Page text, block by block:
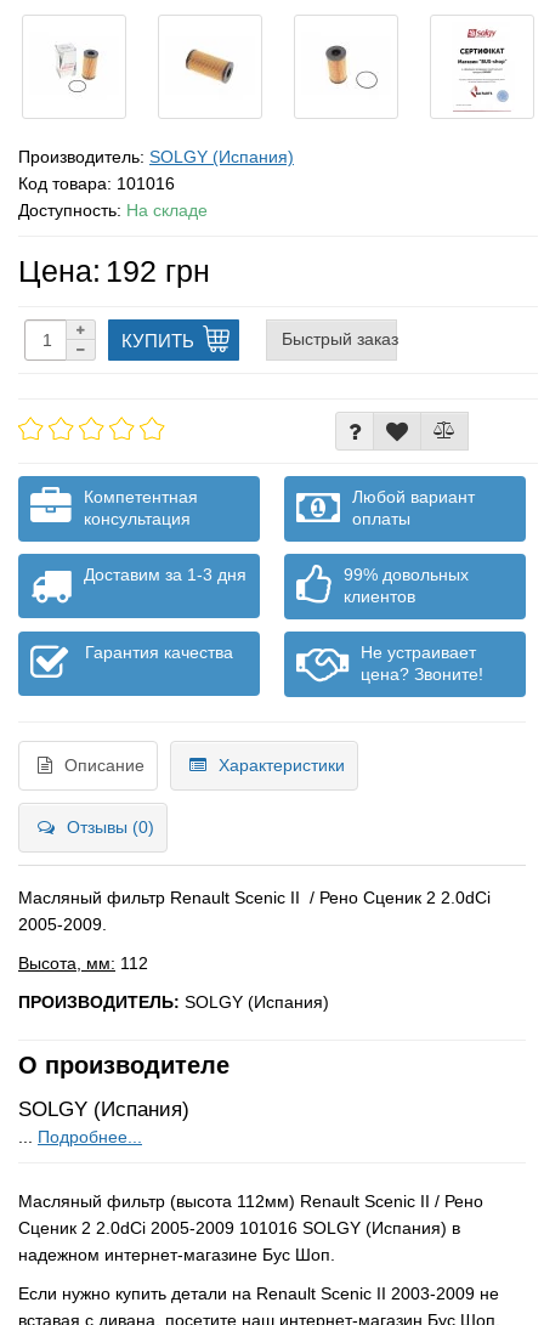
Производитель: SOLGY (Испания)
Код товара: 101016
Доступность: На складе
Цена: 192 грн
КУПИТЬ Быстрый заказ
Компетентная
консультация
Любой вариант
оплаты
Доставим за 1-3 дня
99% довольных
клиентов
Гарантия качества
Не устраивает
цена? Звоните!
Описание Характеристики
Отзывы (0)
Масляный фильтр Renault Scenic II / Рено Сценик 2 2.0dCi
2005-2009.
Высота, мм: 112
ПРОИЗВОДИТЕЛЬ: SOLGY (Испания)
О производителе
SOLGY (Испания)
Подробнее...
Масляный фильтр (высота 112мм) Renault Scenic II / Рено
Сценик 2 2.0dCi 2005-2009 101016 SOLGY (Испания) в
надежном интернет-магазине Бус Шоп.
Если нужно купить детали на Renault Scenic II 2003-2009 не
вставая с дивана, посетите наш интернет-магазин Бус Шоп.